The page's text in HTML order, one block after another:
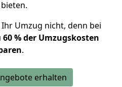
Umzug nicht, denn bei
60 % der Umzugskosten
.
erhalten